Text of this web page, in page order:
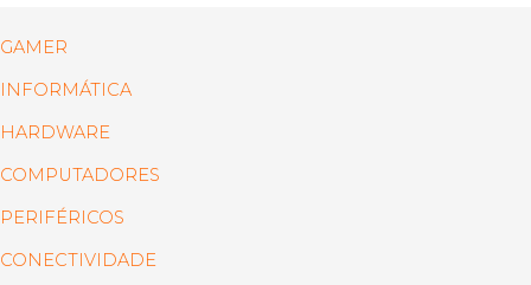
GAMER
INFORMÁTICA
HARDWARE
COMPUTADORES
PERIFÉRICOS
CONECTIVIDADE